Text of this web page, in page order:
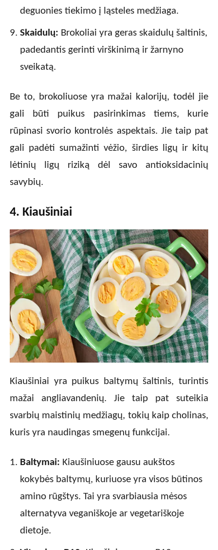
deguonies tiekimo į ląsteles medžiaga.
Skaidulų: Brokoliai yra geras skaidulų šaltinis,
padedantis gerinti virškinimą ir žarnyno
sveikatą.
Be to, brokoliuose yra mažai kalorijų, todėl jie
gali būti puikus pasirinkimas tiems, kurie
rūpinasi svorio kontrolės aspektais. Jie taip pat
gali padėti sumažinti vėžio, širdies ligų ir kitų
lėtinių ligų riziką dėl savo antioksidacinių
savybių.
4. Kiaušiniai
Kiaušiniai yra puikus baltymų šaltinis, turintis
mažai angliavandenių. Jie taip pat suteikia
svarbių maistinių medžiagų, tokių kaip cholinas,
kuris yra naudingas smegenų funkcijai.
Baltymai: Kiaušiniuose gausu aukštos
kokybės baltymų, kuriuose yra visos būtinos
amino rūgštys. Tai yra svarbiausia mėsos
alternatyva veganiškoje ar vegetariškoje
dietoje.